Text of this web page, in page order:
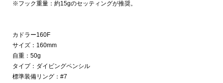
※フック重量：約15gのセッティングが推奨。
カドラー160F
サイズ：160mm
自重：50g
タイプ：ダイビングペンシル
標準装備リング：#7